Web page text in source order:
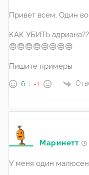
Привет всем. Один
КАК УБИТЬ
😞😞😞😞😔😔😒😒
Пишите примеры
6 -1
Маринетт
У меня один